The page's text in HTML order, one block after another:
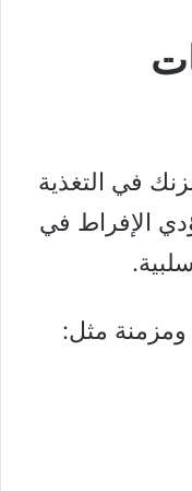
في التغذية
الإفراط في
مثل: